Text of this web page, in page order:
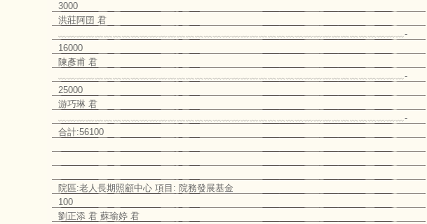
3000
洪莊阿囝 君
﹏﹏﹏﹏﹏﹏﹏﹏﹏﹏﹏﹏﹏﹏﹏﹏﹏﹏﹏﹏﹏﹏﹏﹏﹏﹏﹏﹏﹏﹏﹏﹏﹏﹏﹏﹏﹏﹏-
16000
陳彥甫 君
﹏﹏﹏﹏﹏﹏﹏﹏﹏﹏﹏﹏﹏﹏﹏﹏﹏﹏﹏﹏﹏﹏﹏﹏﹏﹏﹏﹏﹏﹏﹏﹏﹏﹏﹏﹏﹏﹏-
25000
游巧琳 君
﹏﹏﹏﹏﹏﹏﹏﹏﹏﹏﹏﹏﹏﹏﹏﹏﹏﹏﹏﹏﹏﹏﹏﹏﹏﹏﹏﹏﹏﹏﹏﹏﹏﹏﹏﹏﹏﹏-
合計:56100
院區:老人長期照顧中心 項目: 院務發展基金
100
劉正添 君 蘇瑜婷 君